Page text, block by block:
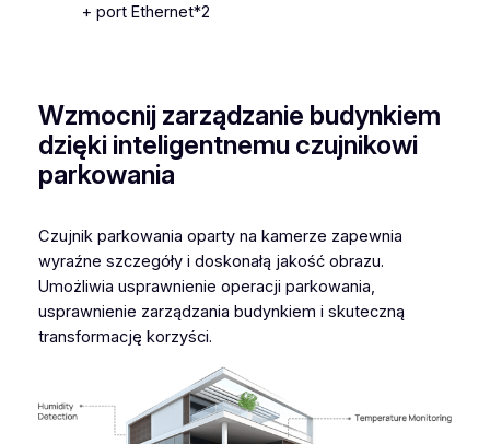
l
e
s
h
t
P
M
3
2
+ port Ethernet*2
Wzmocnij zarządzanie budynkiem
dzięki inteligentnemu czujnikowi
parkowania
Czujnik parkowania oparty na kamerze zapewnia
wyraźne szczegóły i doskonałą jakość obrazu.
Umożliwia usprawnienie operacji parkowania,
usprawnienie zarządzania budynkiem i skuteczną
transformację korzyści.